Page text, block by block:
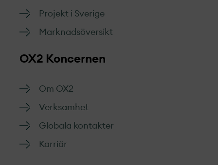
Projekt­ i Sverige
Marknads­översikt
OX2 Koncernen
Om OX2
Verksamhet
Globala kontakter
Karriär